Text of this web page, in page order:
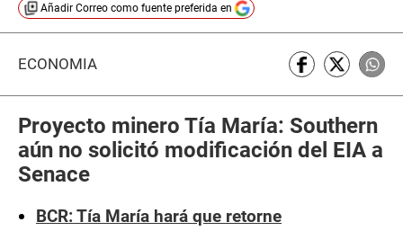
Añadir Correo como fuente preferida en
ECONOMÍA
Proyecto minero Tía María: Southern
aún no solicitó modificación del EIA a
Senace
BCR: Tía María hará que retorne